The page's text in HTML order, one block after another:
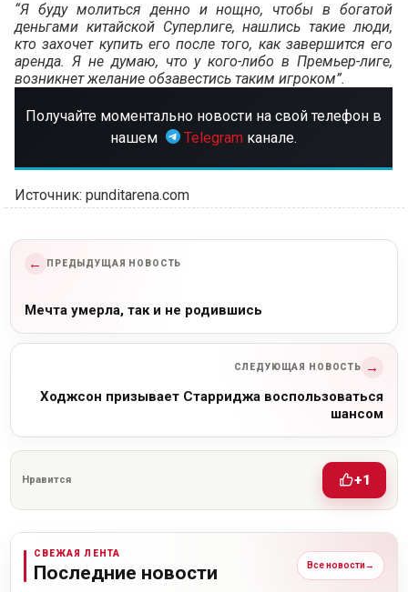
“Я буду молиться денно и нощно, чтобы в богатой
деньгами китайской Суперлиге, нашлись такие люди,
кто захочет купить его после того, как завершится его
аренда. Я не думаю, что у кого-либо в Премьер-лиге,
возникнет желание обзавестись таким игроком”.
Получайте моментально новости на свой телефон в
нашем
Telegram канале.
Источник: punditarena.com
← ПРЕДЫДУЩАЯ НОВОСТЬ
Мечта умерла, так и не родившись
СЛЕДУЮЩАЯ НОВОСТЬ
→
Ходжсон призывает Старриджа воспользоваться
шансом
Нравится +1
СВЕЖАЯ ЛЕНТА
Последние новости Все новости→